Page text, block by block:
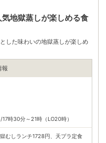
路線バスで約20分
新の内容はご利用前にご自身でお
ます。正しい金額はご利用前にご
地獄蒸しが楽しめる食
した味わいの地獄蒸しが楽しめ
報
時30分～21時（LO20時）
むしランチ1728円、天プラ定食